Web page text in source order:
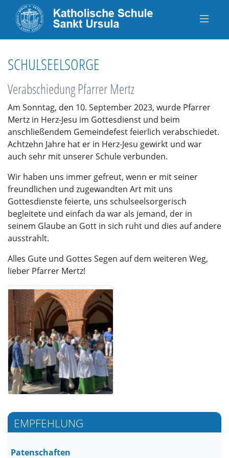
SCHULSEELSORGE
Verabschiedung Pfarrer Mertz
Am Sonntag, den 10. September 2023, wurde Pfarrer
Mertz in Herz-Jesu im Gottesdienst und beim
anschließendem Gemeindefest feierlich verabschiedet.
Achtzehn Jahre hat er in Herz-Jesu gewirkt und war
auch sehr mit unserer Schule verbunden.
Wir haben uns immer gefreut, wenn er mit seiner
freundlichen und zugewandten Art mit uns
Gottesdienste feierte, uns schulseelsorgerisch
begleitete und einfach da war als jemand, der in
seinem Glaube an Gott in sich ruht und dies auf andere
ausstrahlt.
Alles Gute und Gottes Segen auf dem weiteren Weg,
lieber Pfarrer Mertz!
EMPFEHLUNG
Patenschaften